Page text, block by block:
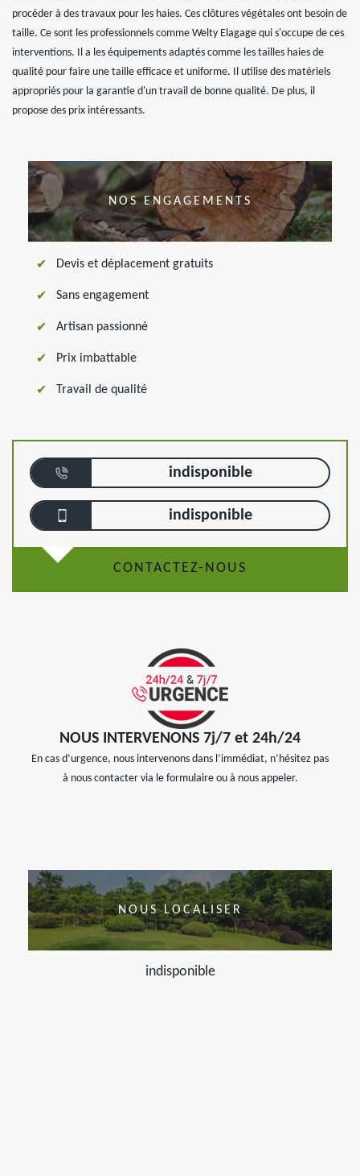
procéder à des travaux pour les haies. Ces clôtures végétales ont besoin de
taille. Ce sont les professionnels comme Welty Elagage qui s'occupe de ces
interventions. Il a les équipements adaptés comme les tailles haies de
qualité pour faire une taille efficace et uniforme. Il utilise des matériels
appropriés pour la garantie d'un travail de bonne qualité. De plus, il
propose des prix intéressants.
NOS ENGAGEMENTS
Devis et déplacement gratuits
Sans engagement
Artisan passionné
Prix imbattable
Travail de qualité
indisponible
indisponible
CONTACTEZ-NOUS
NOUS INTERVENONS 7j/7 et 24h/24
En cas d’urgence, nous intervenons dans l’immédiat, n’hésitez pas
à nous contacter via le formulaire ou à nous appeler.
NOUS LOCALISER
indisponible